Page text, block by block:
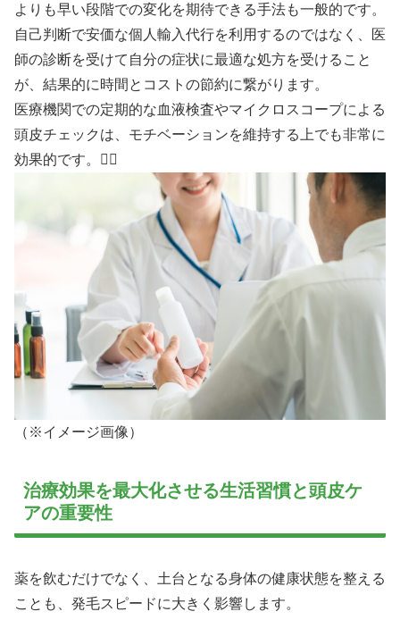
よりも早い段階での変化を期待できる手法も一般的です。
自己判断で安価な個人輸入代行を利用するのではなく、医
師の診断を受けて自分の症状に最適な処方を受けること
が、結果的に時間とコストの節約に繋がります。
医療機関での定期的な血液検査やマイクロスコープによる
頭皮チェックは、モチベーションを維持する上でも非常に
効果的です。👨‍⚕️
（※イメージ画像）
治療効果を最大化させる生活習慣と頭皮ケ
アの重要性
薬を飲むだけでなく、土台となる身体の健康状態を整える
ことも、発毛スピードに大きく影響します。